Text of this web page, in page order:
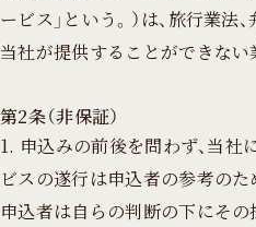
ービス」という。）は、旅行業法
当社が提供することができない
第2条（非保証）
1. 申込みの前後を問わず、当
ビスの遂行は申込者の参考のた
申込者は自らの判断の下にその